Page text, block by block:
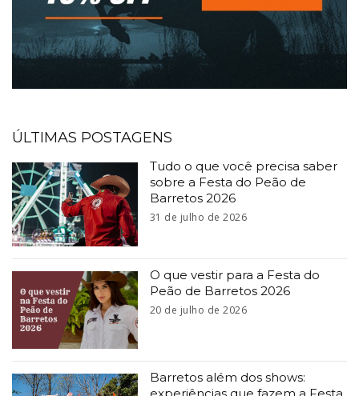
ÚLTIMAS POSTAGENS
Tudo o que você precisa saber
sobre a Festa do Peão de
Barretos 2026
31 de julho de 2026
O que vestir para a Festa do
Peão de Barretos 2026
20 de julho de 2026
Barretos além dos shows: